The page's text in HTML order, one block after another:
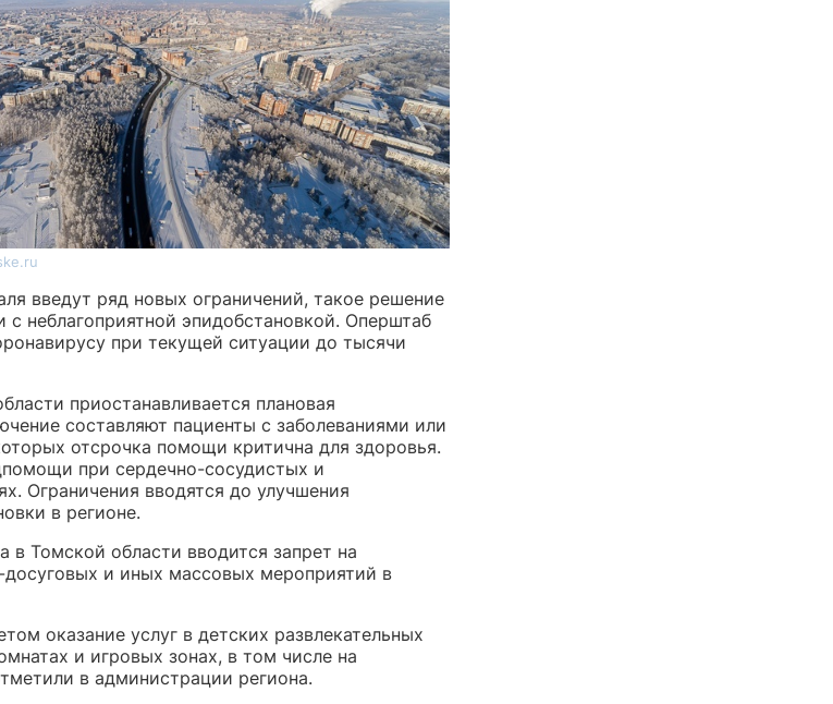
введут ряд новых ограничений, такое решение
с неблагоприятной эпидобстановкой. Оперштаб
при текущей ситуации до тысячи
приостанавливается плановая
составляют пациенты с заболеваниями или
отсрочка помощи критична для здоровья.
при сердечно-сосудистых и
Ограничения вводятся до улучшения
в регионе.
в Томской области вводится запрет на
досуговых и иных массовых мероприятий в
оказание услуг в детских развлекательных
и игровых зонах, в том числе на
в администрации региона.